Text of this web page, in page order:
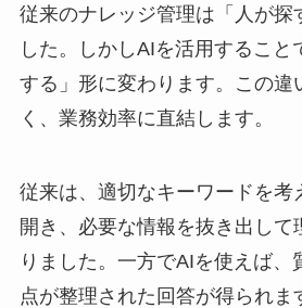
従来のナレッジ管理は「人が探
した。しかしAIを活用すること
する」形に変わります。この違
く、業務効率に直結します。
従来は、適切なキーワードを考
開き、必要な情報を抜き出して
りました。一方でAIを使えば、
点が整理された回答が得られま